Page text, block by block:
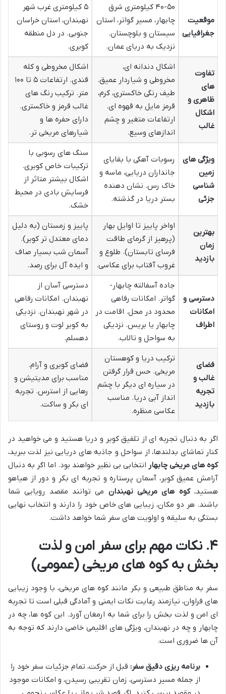
موقعیت
جغرافیایی
۴۰-۵۰ کیلومتری شرق
چابهار، مسیر گواتر، استان
سیستان و بلوچستان.
نزدیک به دریای عمان.
۵ کیلومتری غرب شهر
نهبندان، استان خراسان
جنوبی. در دل منطقه
کویری.
تفاوت
های
ظاهری و
اشکال
غالب
اشکال دندانه ای،
مخروطی و شیاردار عمیق.
طیف رنگی خاکستری، کرم،
قرمز مایل به قهوه ای.
ارتفاعات متغیر و چشم
اندازهای وسیع.
اشکال مخروطی و کله
قندی. ارتفاعات ۵ تا ۱۰۰
متر. ترکیب رنگ های
غالب قرمز و خاکستری.
دارای حفره ها و
شیارهای مریخی تر.
ویژگی های
زمین
شناسی
جزئی
رسوبات آهکی با بقایای
جانداران دریایی، ماسه و
خاک رس. نشان دهنده
بستر دریا در گذشته.
سنگ های رسوبی با
ترکیبات خاص کویری.
اشکال بیشتر متاثر از
فرسایش بادی در محیط
خشک.
بهترین
زمان
بازدید
اواخر پاییز تا اوایل بهار
(پرهیز از گرمای طاقت
فرسای تابستان). طلوع و
غروب آفتاب برای عکاسی.
پاییز و زمستان (به دلیل
دمای معتدل تر کویر).
آسمان شب بسیار صاف
و ایده آل برای رصد.
دسترسی و
امکانات
اطراف
جاده آسفالته چابهار-
گواتر. امکانات رفاهی
محدود در محل. اقامت در
چابهار یا بریس. نزدیکی
به سواحل و تالاب.
دسترسی آسان از
نهبندان. امکانات رفاهی
در شهر نهبندان. نزدیکی
به کویر لوت و روستای
دهسلم.
فضای
غالب و
تجربه
بازدید
ترکیب دریا و کوهستان
مریخی. حس قرار گرفتن
در سیاره ای دیگر با چشم
انداز آبی دریا. مناسب
عکاسی منظره.
فضای کویری و آرام.
مناسب برای مدیتیشن و
رهایی از استرس. تجربه
ای بکر و ساکت.
اگر به دنبال تجربه ای از تلفیق کویر و دریا هستید و می خواهید در
کنار تماشای بدلندها، از سواحل و جاذبه های دریایی نیز لذت ببرید،
کوه های مریخی چابهار انتخابی بی نظیر خواهند بود. اما اگر به دنبال
آرامش عمیق کویر، آسمان پرستاره و تجربه ای بکر و دور از هیاهو
هستید،کوه های مریخی نهبندان می توانند مقصد رویایی شما
باشند. هر دو مکان، زیبایی های خاص خود را دارند و انتخاب نهایی
بستگی به سلیقه و اولویت های سفر شما خواهد داشت.
۴. نکات مهم برای سفر امن و لذت
بخش به کوه های مریخی (عمومی)
سفر به مناطق طبیعی و بکر مانند کوه های مریخی، با وجود زیبایی
های فراوان، نیازمند رعایت نکات ایمنی و آمادگی قبلی است تا تجربه
ای امن و لذت بخش را برای شما به ارمغان آورد. این کوه ها، چه در
چابهار و چه در نهبندان، ویژگی های اقلیمی خاصی دارند که توجه به
آن ها ضروری است.
برنامه ریزی دقیق سفر: قبل از حرکت، تمام جزئیات سفر خود را
از جمله مسیر دسترسی، زمان تقریبی رسیدن، و امکانات موجود